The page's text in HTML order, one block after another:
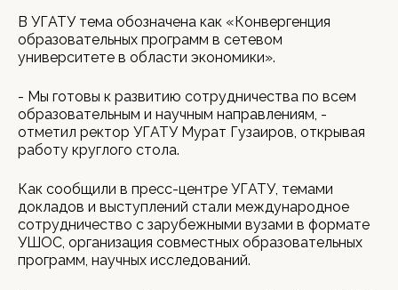
В УГАТУ тема обозначена как «Конвергенция
образовательных программ в сетевом
университете в области экономики».
- Мы готовы к развитию сотрудничества по всем
образовательным и научным направлениям, -
отметил ректор УГАТУ Мурат Гузаиров, открывая
работу круглого стола.
Как сообщили в пресс-центре УГАТУ, темами
докладов и выступлений стали международное
сотрудничество с зарубежными вузами в формате
УШОС, организация совместных образовательных
программ, научных исследований.